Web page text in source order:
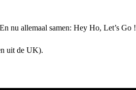
nu allemaal samen: Hey Ho, Let’s Go !
uit de UK).